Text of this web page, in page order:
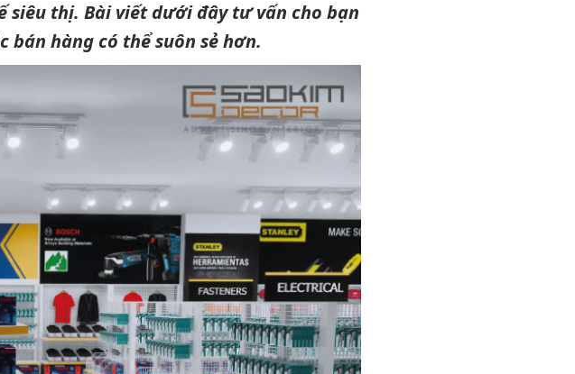
thị. Bài viết dưới đây tư vấn cho bạn
bán hàng có thể suôn sẻ hơn.